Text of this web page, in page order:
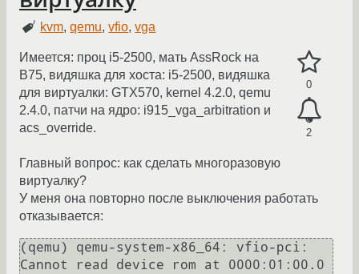
kvm,qemu,vfio,vga
0
2
Имеется: проц i5-2500, мать AssRock на
B75, видяшка для хоста: i5-2500, видяшка
для виртуалки: GTX570, kernel 4.2.0, qemu
2.4.0, патчи на ядро: i915_vga_arbitration и
acs_override.
Главный вопрос: как сделать многоразовую
виртуалку?
У меня она повторно после выключения работать
отказывается:
(qemu) qemu-system-x86_64: vfio-pci:
Cannot read device rom at 0000:01:00.0